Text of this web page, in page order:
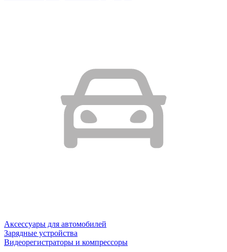
Аксессуары для автомобилей
Зарядные устройства
Видеорегистраторы и компрессоры